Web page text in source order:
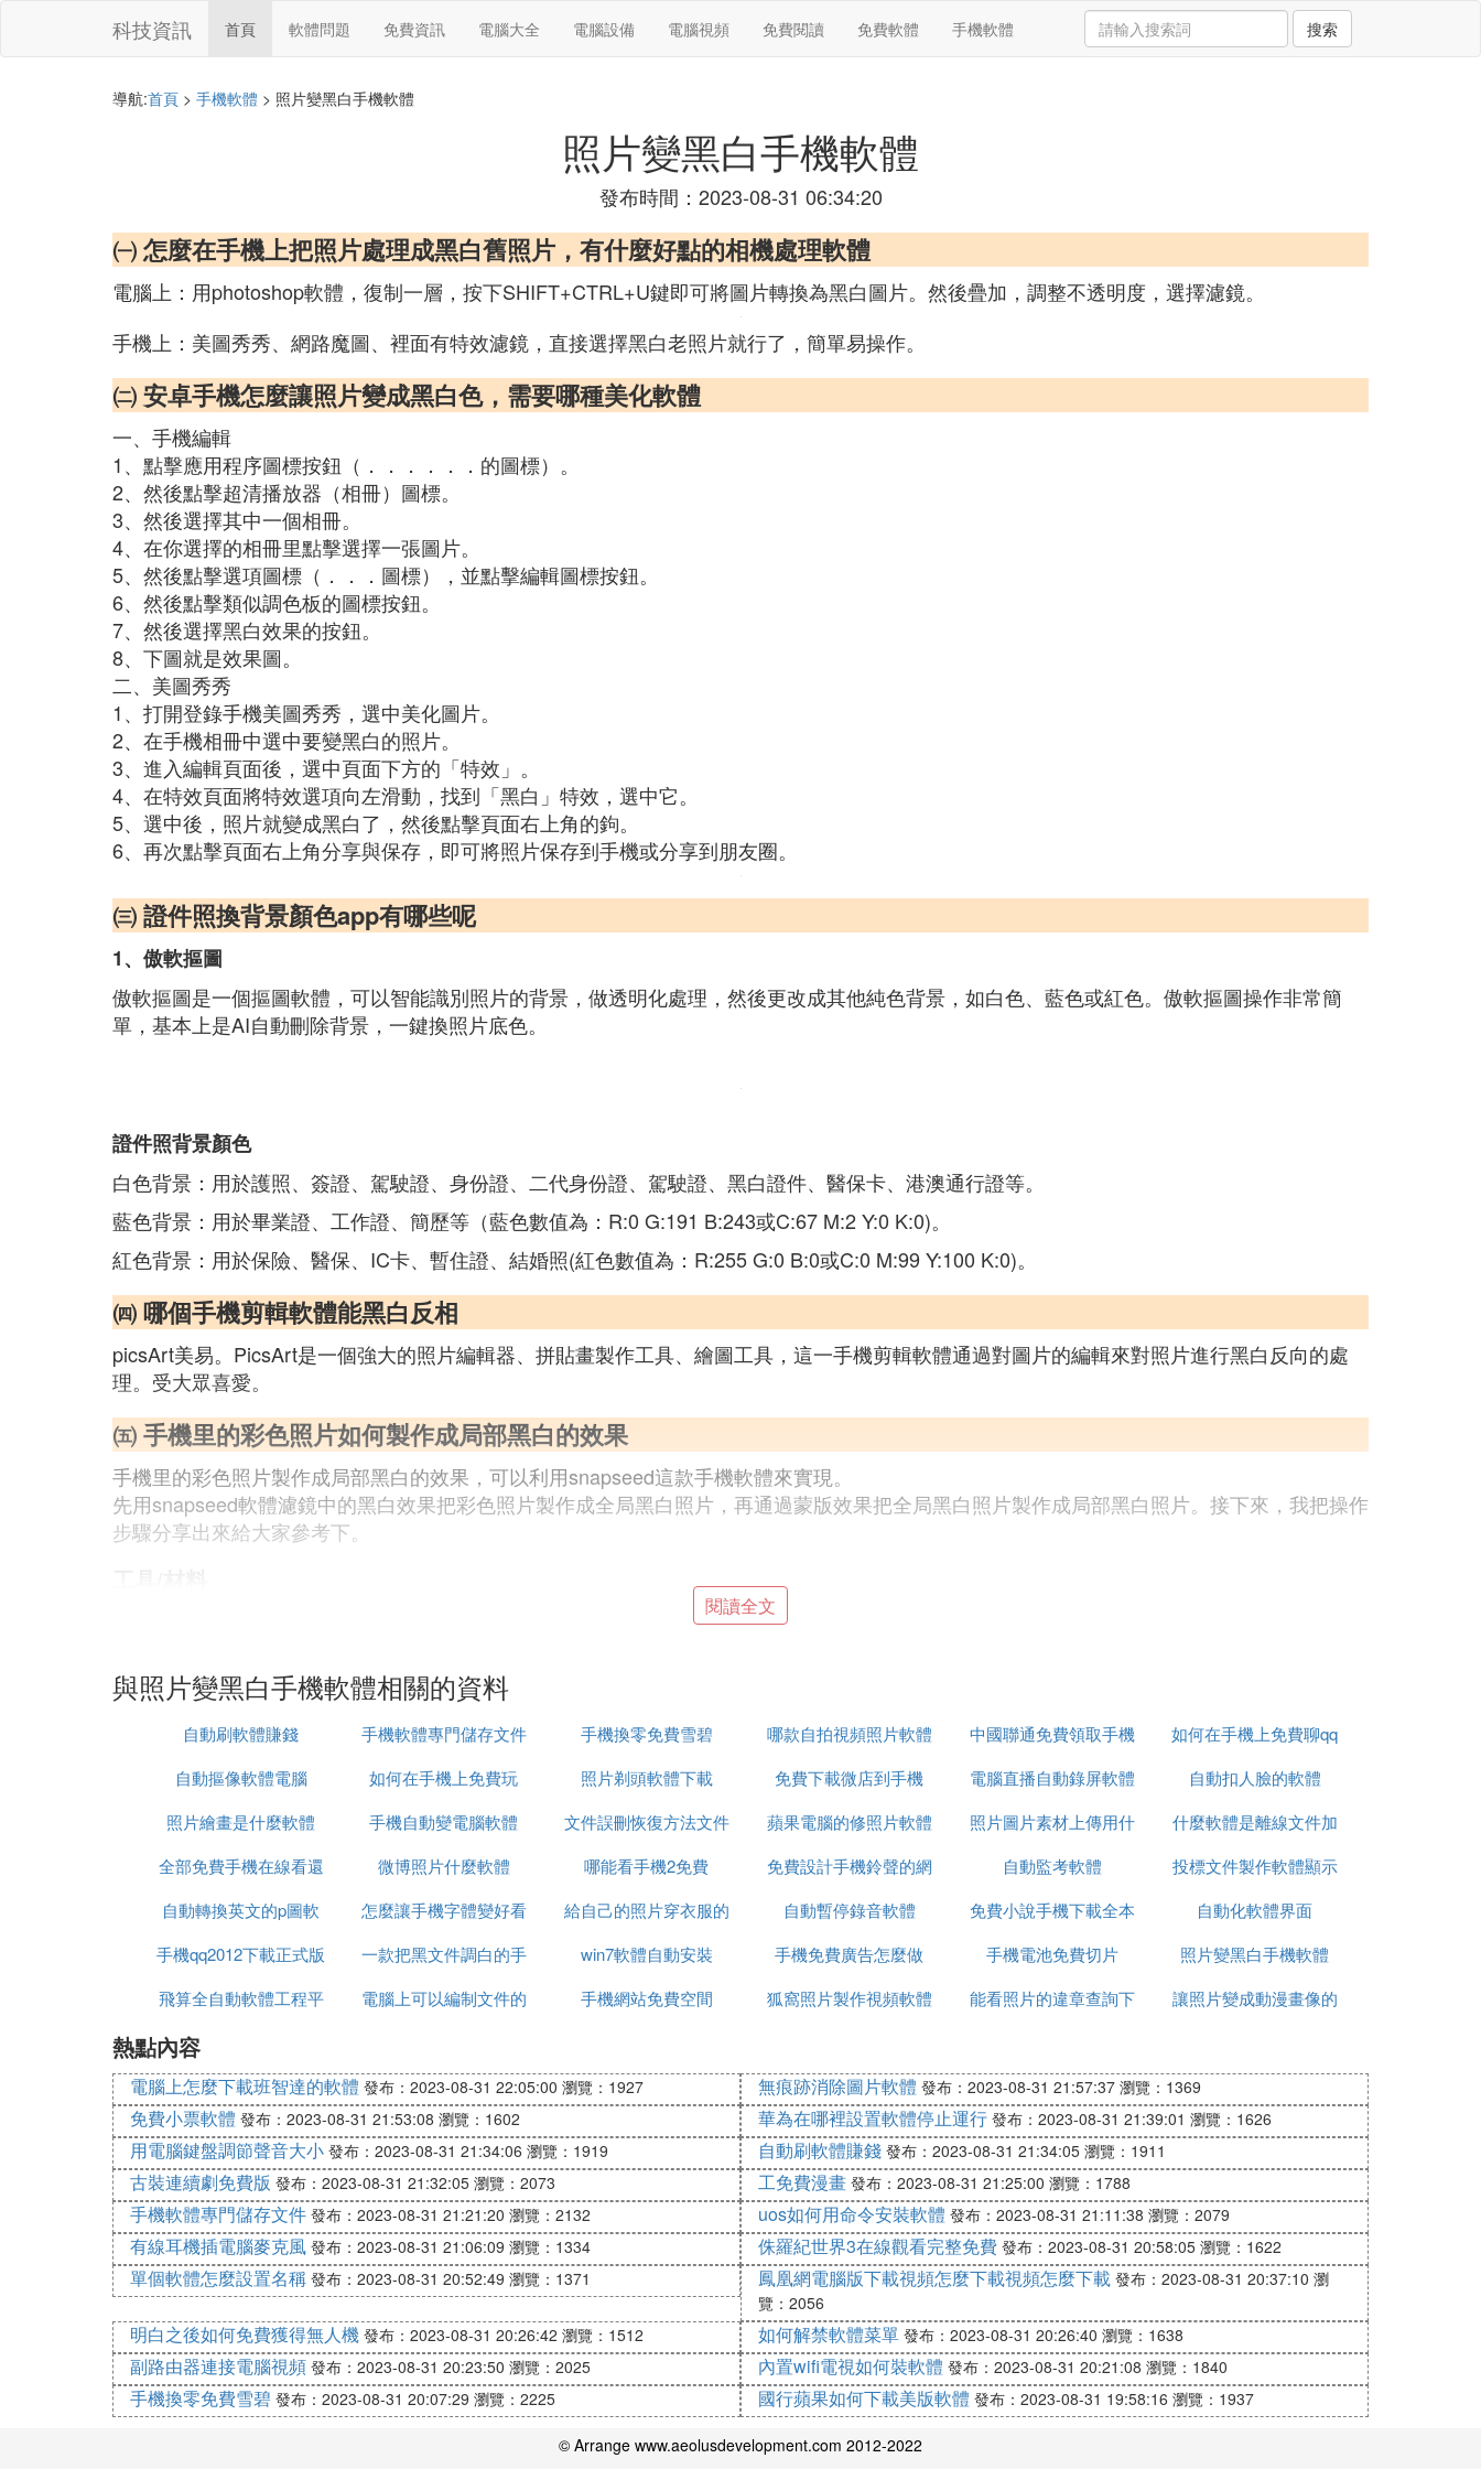
科技資訊 首頁 軟體問題 免費資訊 電腦大全 電腦設備 電腦視頻 免費閱讀 免費軟體 手機軟體 搜索
導航:首頁 > 手機軟體 > 照片變黑白手機軟體
照片變黑白手機軟體
發布時間：2023-08-31 06:34:20
㈠ 怎麼在手機上把照片處理成黑白舊照片，有什麼好點的相機處理軟體
電腦上：用photoshop軟體，復制一層，按下SHIFT+CTRL+U鍵即可將圖片轉換為黑白圖片。然後疊加，調整不透明度，選擇濾鏡。
手機上：美圖秀秀、網路魔圖、裡面有特效濾鏡，直接選擇黑白老照片就行了，簡單易操作。
㈡ 安卓手機怎麼讓照片變成黑白色，需要哪種美化軟體
一、手機編輯
1、點擊應用程序圖標按鈕（．．．．．．的圖標）。
2、然後點擊超清播放器（相冊）圖標。
3、然後選擇其中一個相冊。
4、在你選擇的相冊里點擊選擇一張圖片。
5、然後點擊選項圖標（．．．圖標），並點擊編輯圖標按鈕。
6、然後點擊類似調色板的圖標按鈕。
7、然後選擇黑白效果的按鈕。
8、下圖就是效果圖。
二、美圖秀秀
1、打開登錄手機美圖秀秀，選中美化圖片。
2、在手機相冊中選中要變黑白的照片。
3、進入編輯頁面後，選中頁面下方的「特效」。
4、在特效頁面將特效選項向左滑動，找到「黑白」特效，選中它。
5、選中後，照片就變成黑白了，然後點擊頁面右上角的鉤。
6、再次點擊頁面右上角分享與保存，即可將照片保存到手機或分享到朋友圈。
㈢ 證件照換背景顏色app有哪些呢
1、傲軟摳圖
傲軟摳圖是一個摳圖軟體，可以智能識別照片的背景，做透明化處理，然後更改成其他純色背景，如白色、藍色或紅色。傲軟摳圖操作非常簡
單，基本上是AI自動刪除背景，一鍵換照片底色。
證件照背景顏色
白色背景：用於護照、簽證、駕駛證、身份證、二代身份證、駕駛證、黑白證件、醫保卡、港澳通行證等。
藍色背景：用於畢業證、工作證、簡歷等（藍色數值為：R:0 G:191 B:243或C:67 M:2 Y:0 K:0)。
紅色背景：用於保險、醫保、IC卡、暫住證、結婚照(紅色數值為：R:255 G:0 B:0或C:0 M:99 Y:100 K:0)。
㈣ 哪個手機剪輯軟體能黑白反相
picsArt美易。PicsArt是一個強大的照片編輯器、拼貼畫製作工具、繪圖工具，這一手機剪輯軟體通過對圖片的編輯來對照片進行黑白反向的處
理。受大眾喜愛。
㈤ 手機里的彩色照片如何製作成局部黑白的效果
手機里的彩色照片製作成局部黑白的效果，可以利用snapseed這款手機軟體來實現。
先用snapseed軟體濾鏡中的黑白效果把彩色照片製作成全局黑白照片，再通過蒙版效果把全局黑白照片製作成局部黑白照片。接下來，我把操作
步驟分享出來給大家參考下。
01
在手機桌面上，手指點一下snapseed軟體圖標，啟動軟體，進入到導入手機照片的操作界面；手指在界面上的任意位置輕點一下。打開手
接下來，要把此照片製作成除了左側的手錶是彩色外其餘的都是黑白。
先把照片製作成全局黑白效果
01
照片導入到軟體界面後，在界面的底部這裏手指輕點一下「工具」選項，打開工具面板。在工具面板中有多款工具和濾鏡，從中找到「黑
白」效果，如下圖箭頭所指。
02
手指點一下「黑白」，進入到「黑白」的設置界面；我們可以看到彩色照片已變成了黑白效果了。當前默認的黑白樣式是「中性」。我們也
可以根據自己實際要求選擇其它樣式的。在本文中就按默認的"中性」這種樣式就好了。
03
手指點一下界面右下角的對號，確認此次的操作。隨即界面返回到最開始導入照片的界面中。到這里，照片全局黑白效果就製作好了，接下
來，我們把照片從全局黑白製作成局部黑白的效果。
把全局黑白照片製作成局部黑白照片
01
我們看界面的右上方這里，這里有一個按鈕，如下圖箭頭所指的按鈕。手指輕點一下此按鈕。在界面的下半部分彈出一列菜單。從這列菜單
中點擊「查看修改內容」。
02
隨即，在界面的右下角這里彈出一個小面板，面板中有兩列內容：黑白與原圖；而「黑白」這里呈藍色狀態，表示這是當前的狀態，在下面
還有一個<符號。
03
手指輕點一下<符號，在左側彈出一列內容。在這列內容中，點擊中間的這一項：畫筆
閱讀全文
與照片變黑白手機軟體相關的資料
自動刷軟體賺錢 手機軟體專門儲存文件 手機換零免費雪碧
哪款自拍視頻照片軟體
好
中國聯通免費領取手機
如何在手機上免費聊qq
自動摳像軟體電腦
如何在手機上免費玩
csgo
照片剃頭軟體下載 免費下載微店到手機 電腦直播自動錄屏軟體
自動扣人臉的軟體
照片繪畫是什麼軟體
手機自動變電腦軟體
文件誤刪恢復方法文件
恢復軟體
蘋果電腦的修照片軟體
照片圖片素材上傳用什
麼軟體
什麼軟體是離線文件加
密
全部免費手機在線看還
珠電視劇
微博照片什麼軟體 哪能看手機2免費
免費設計手機鈴聲的網
站
自動監考軟體
投標文件製作軟體顯示
內容不全
自動轉換英文的p圖軟
體
怎麼讓手機字體變好看
免費
給自己的照片穿衣服的
軟體
自動暫停錄音軟體 免費小說手機下載全本
自動化軟體界面
手機qq2012下載正式版
官方免費下載
一款把黑文件調白的手
機軟體
win7軟體自動安裝 手機免費廣告怎麼做 手機電池免費切片
照片變黑白手機軟體
飛算全自動軟體工程平
電腦上可以編制文件的
手機網站免費空間 狐窩照片製作視頻軟體
能看照片的違章查詢下
讓照片變成動漫畫像的
熱點內容
電腦上怎麼下載班智達的軟體 發布：2023-08-31 22:05:00 瀏覽：1927 無痕跡消除圖片軟體 發布：2023-08-31 21:57:37 瀏覽：1369
免費小票軟體 發布：2023-08-31 21:53:08 瀏覽：1602 華為在哪裡設置軟體停止運行 發布：2023-08-31 21:39:01 瀏覽：1626
用電腦鍵盤調節聲音大小 發布：2023-08-31 21:34:06 瀏覽：1919 自動刷軟體賺錢 發布：2023-08-31 21:34:05 瀏覽：1911
古裝連續劇免費版 發布：2023-08-31 21:32:05 瀏覽：2073 工免費漫畫 發布：2023-08-31 21:25:00 瀏覽：1788
手機軟體專門儲存文件 發布：2023-08-31 21:21:20 瀏覽：2132 uos如何用命令安裝軟體 發布：2023-08-31 21:11:38 瀏覽：2079
有線耳機插電腦麥克風 發布：2023-08-31 21:06:09 瀏覽：1334 侏羅紀世界3在線觀看完整免費 發布：2023-08-31 20:58:05 瀏覽：1622
單個軟體怎麼設置名稱 發布：2023-08-31 20:52:49 瀏覽：1371 鳳凰網電腦版下載視頻怎麼下載視頻怎麼下載 發布：2023-08-31 20:37:10 瀏
覽：2056
明白之後如何免費獲得無人機 發布：2023-08-31 20:26:42 瀏覽：1512 如何解禁軟體菜單 發布：2023-08-31 20:26:40 瀏覽：1638
副路由器連接電腦視頻 發布：2023-08-31 20:23:50 瀏覽：2025 內置wifi電視如何裝軟體 發布：2023-08-31 20:21:08 瀏覽：1840
手機換零免費雪碧 發布：2023-08-31 20:07:29 瀏覽：2225 國行蘋果如何下載美版軟體 發布：2023-08-31 19:58:16 瀏覽：1937
© Arrange www.aeolusdevelopment.com 2012-2022